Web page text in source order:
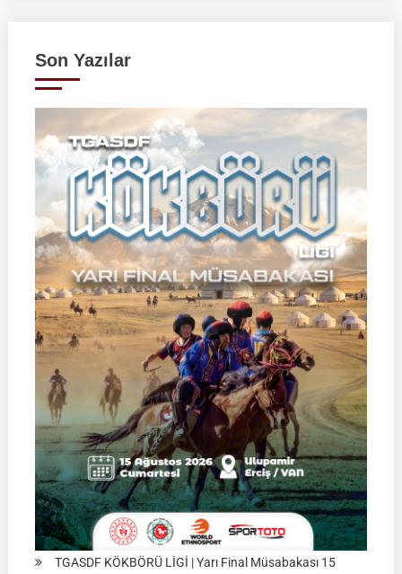
Son Yazılar
TGASDF KÖKBÖRÜ LİGİ | Yarı Final Müsabakası 15